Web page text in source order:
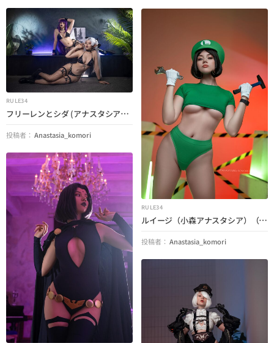
RULE34
フリーレンとシダ (アナスタシア小森とアサミゲート) (創造のフリーレン)
投稿者： Anastasia_komori
RULE34
ルイージ（小森アナスタシア）（マリオ）
投稿者： Anastasia_komori